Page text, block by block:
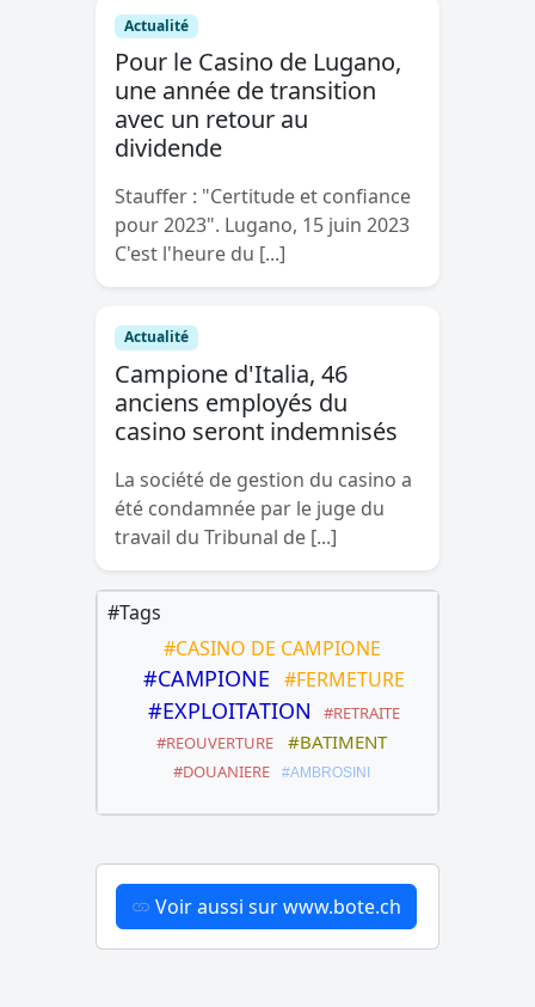
Actualité
Pour le Casino de Lugano,
une année de transition
avec un retour au
dividende
Stauffer : "Certitude et confiance
pour 2023". Lugano, 15 juin 2023
C'est l'heure du [...]
Actualité
Campione d'Italia, 46
anciens employés du
casino seront indemnisés
La société de gestion du casino a
été condamnée par le juge du
travail du Tribunal de [...]
#Tags
#CASINO DE CAMPIONE
#CAMPIONE #FERMETURE
#EXPLOITATION
#RETRAITE
#REOUVERTURE
#BATIMENT
#DOUANIERE #AMBROSINI
Voir aussi sur www.bote.ch